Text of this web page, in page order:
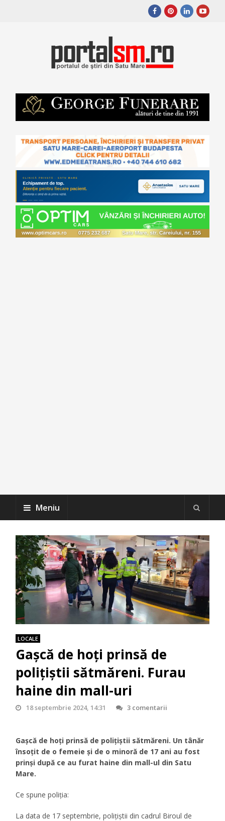
Meniu
LOCALE
Gașcă de hoți prinsă de
polițiștii sătmăreni. Furau
haine din mall-uri
18 septembrie 2024, 14:31 3 comentarii
Gașcă de hoți prinsă de polițiștii sătmăreni. Un tânăr
însoțit de o femeie și de o minoră de 17 ani au fost
prinși după ce au furat haine din mall-ul din Satu
Mare.
Ce spune poliția:
La data de 17 septembrie, polițiștii din cadrul Biroul de